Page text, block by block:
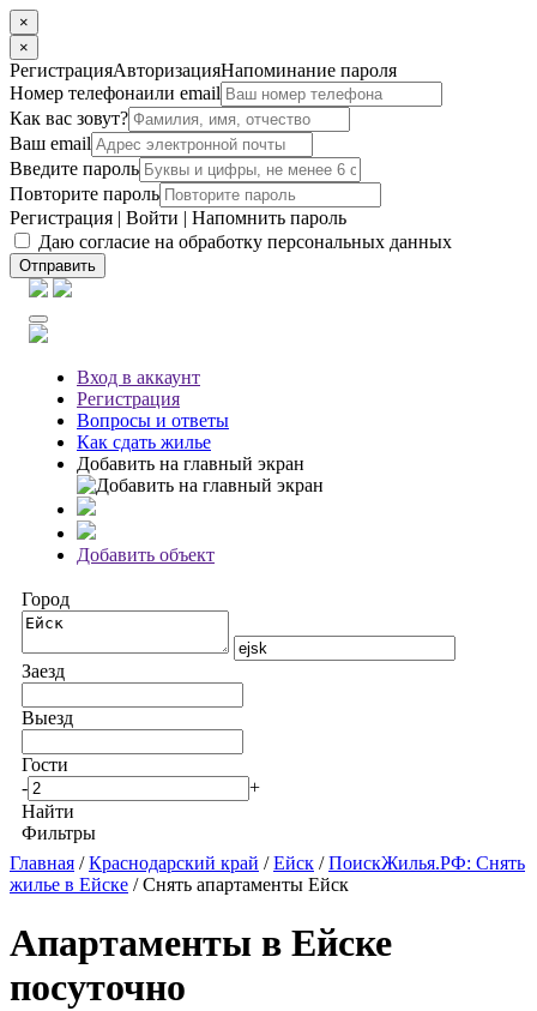
×
×
РегистрацияАвторизацияНапоминание пароля
Номер телефонаили email
Как вас зовут?
Ваш email
Введите пароль
Повторите пароль
Регистрация | Войти | Напомнить пароль
Даю согласие на обработку персональных данных
Отправить
Вход в аккаунт
Регистрация
Вопросы и ответы
Как сдать жилье
Добавить на главный экран
Добавить объект
Город
Заезд
Выезд
Гости
-
+
Найти
Фильтры
Главная /Краснодарский край /Ейск /ПоискЖилья.РФ: Снять
жилье в Ейске / Снять апартаменты Ейск
Апартаменты в Ейске
посуточно